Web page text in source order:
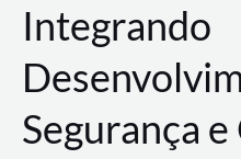
Integrando
Segurança